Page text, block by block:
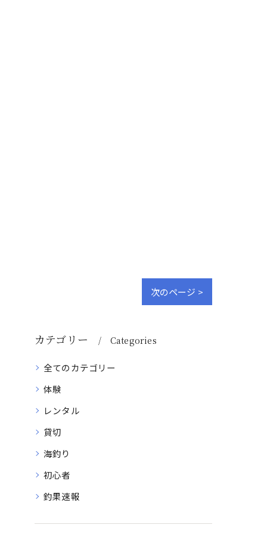
次のページ >
カテゴリー Categories
全てのカテゴリー
体験
レンタル
貸切
海釣り
初心者
釣果速報